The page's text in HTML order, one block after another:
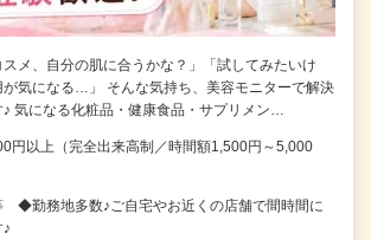
スメ、自分の肌に合うかな？」「試してみたいけ
が気になる…」 そんな気持ち、美容モニターで解決
気になる化粧品・健康食品・サプリメン…
円以上（完全出来高制／時間額1,500円～5,000
◆勤務地多数♪ご自宅やお近くの店舗で間時間に